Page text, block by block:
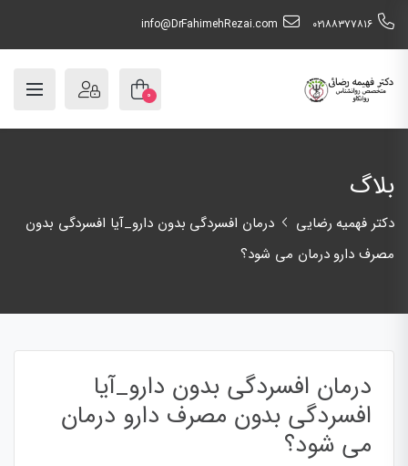
٠٢١٨٨٣٧٧٨١٦ info@DrFahimehRezai.com
۰
بلاگ
دکتر فهمیه رضایی
درمان افسردگی بدون دارو_آیا افسردگی بدون
مصرف دارو درمان می شود؟
درمان افسردگی بدون دارو_آیا
افسردگی بدون مصرف دارو درمان
می شود؟